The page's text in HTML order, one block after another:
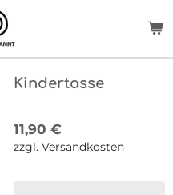
Kindertasse
11,90 €
zzgl. Versandkosten